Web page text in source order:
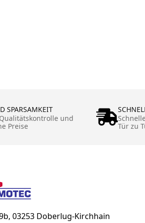
SPARSAMKEIT
und
Preise
Tür zu
03253 Doberlug-Kirchhain